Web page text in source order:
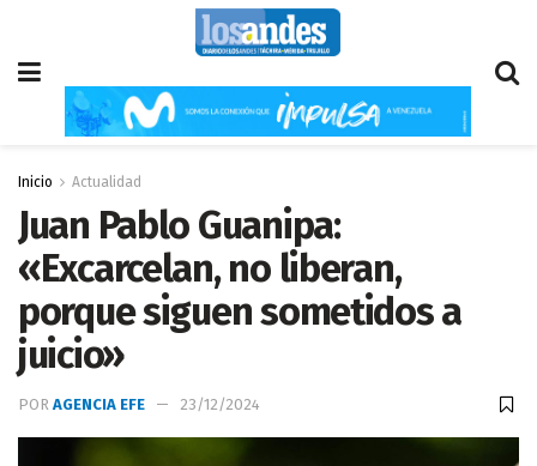
Inicio Actualidad
Juan Pablo Guanipa:
«Excarcelan, no liberan,
porque siguen sometidos a
juicio»
POR AGENCIA EFE 23/12/2024